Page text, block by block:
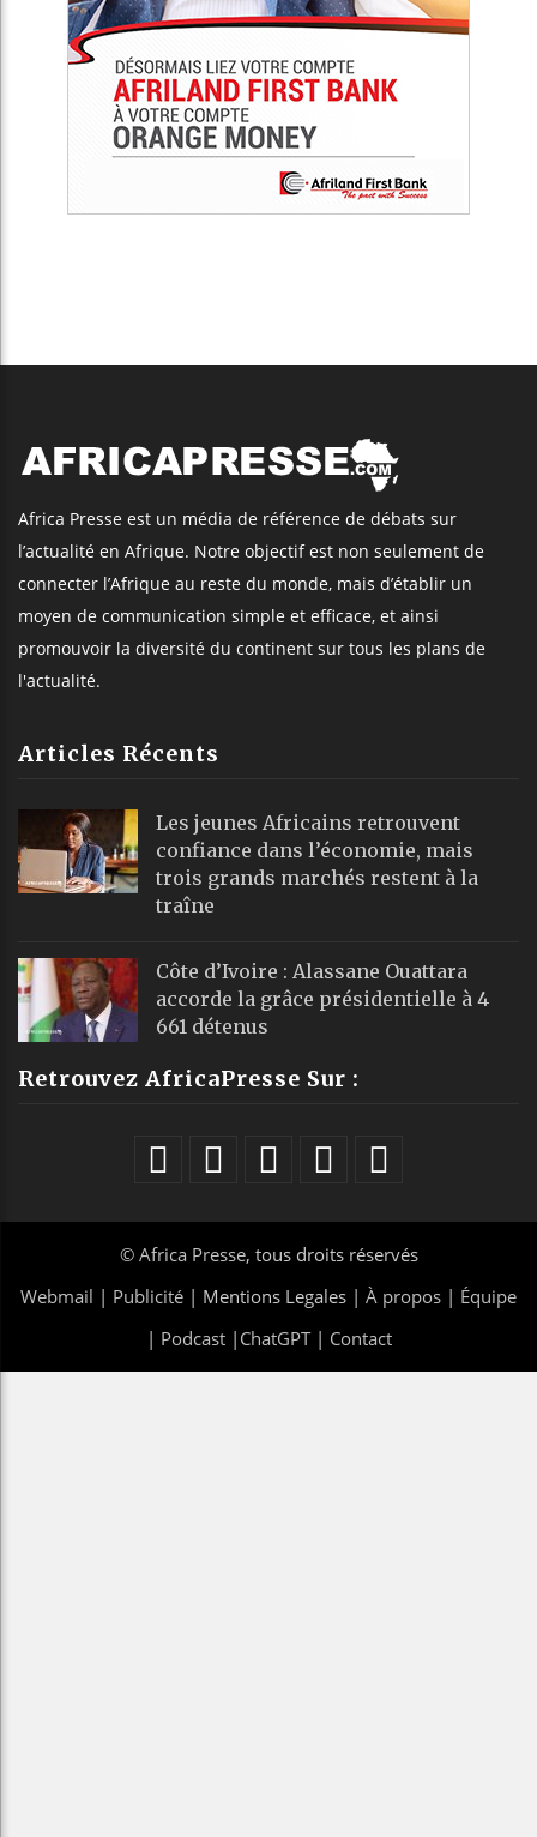
Africa Presse est un média de référence de débats sur
l’actualité en Afrique. Notre objectif est non seulement de
connecter l’Afrique au reste du monde, mais d’établir un
moyen de communication simple et efficace, et ainsi
promouvoir la diversité du continent sur tous les plans de
l'actualité.
Articles Récents
Les jeunes Africains retrouvent
confiance dans l’économie, mais
trois grands marchés restent à la
traîne
Côte d’Ivoire : Alassane Ouattara
accorde la grâce présidentielle à 4
661 détenus
Retrouvez AfricaPresse Sur :
© Africa Presse, tous droits réservés
Webmail | Publicité | Mentions Legales | À propos | Équipe
| Podcast| ChatGPT| Contact